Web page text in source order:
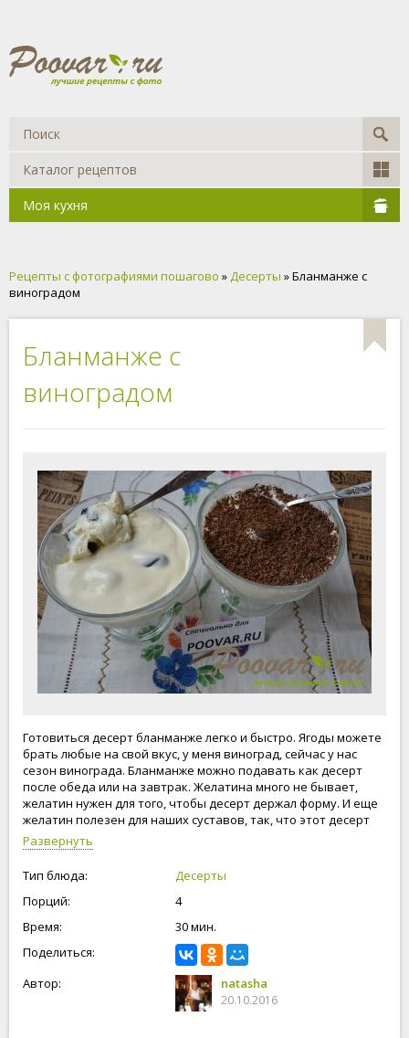
Каталог рецептов
Моя кухня
Рецепты с фотографиями пошагово »Десерты » Бланманже с
виноградом
Бланманже с
виноградом
Готовиться десерт бланманже легко и быстро. Ягоды можете
брать любые на свой вкус, у меня виноград, сейчас у нас
сезон винограда. Бланманже можно подавать как десерт
после обеда или на завтрак. Желатина много не бывает,
желатин нужен для того, чтобы десерт держал форму. И еще
желатин полезен для наших суставов, так, что этот десерт
очень полезный так как приготовлен из творога, желатина и
ягод.
Развернуть
Тип блюда:
Десерты
Порций:
4
Время:
30 мин.
Поделиться:
Автор:
natasha
20.10.2016